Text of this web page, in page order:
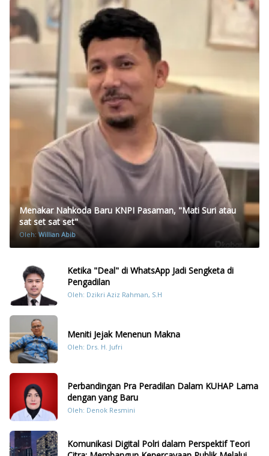
Menakar Nahkoda Baru KNPI Pasaman, "Mati Suri atau
sat set sat set"
Oleh:Willian Abib
Ketika "Deal" di WhatsApp Jadi Sengketa di
Pengadilan
Oleh: Dzikri Aziz Rahman, S.H
Meniti Jejak Menenun Makna
Oleh: Drs. H. Jufri
Perbandingan Pra Peradilan Dalam KUHAP Lama
dengan yang Baru
Oleh: Denok Resmini
Komunikasi Digital Polri dalam Perspektif Teori